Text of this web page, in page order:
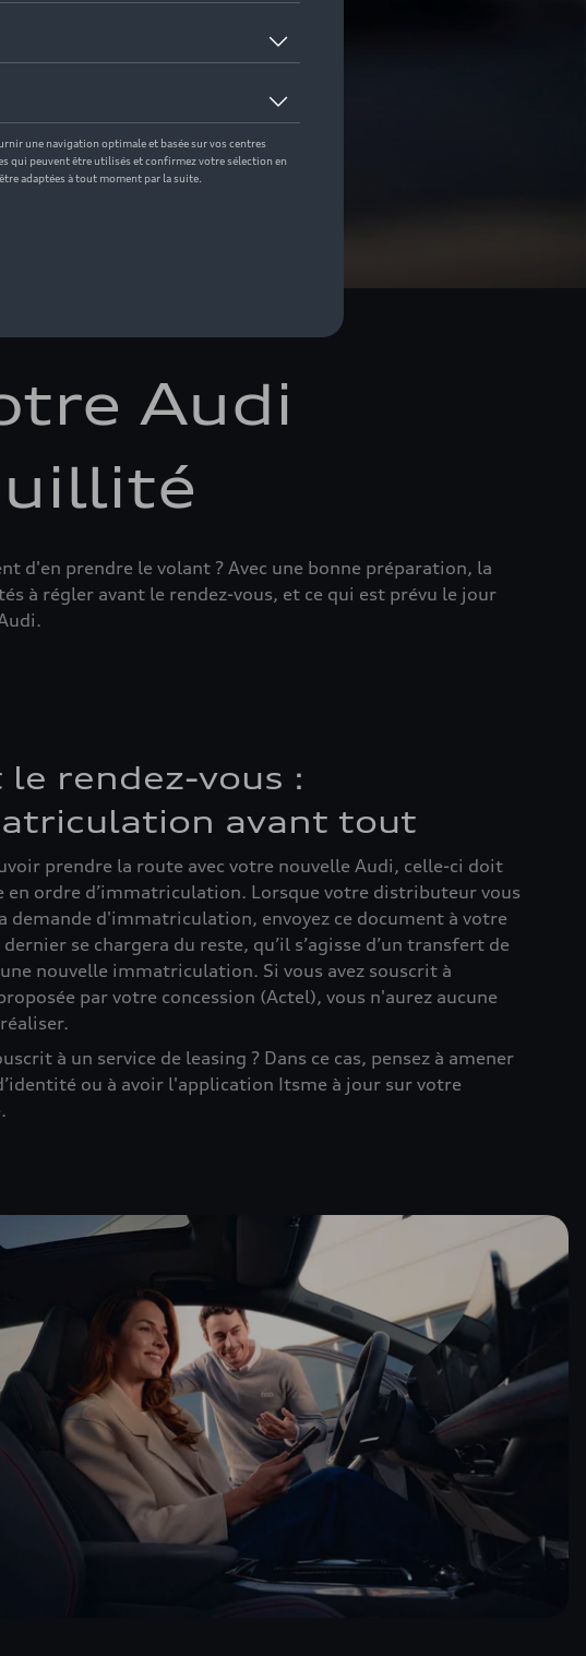
Audi
Audi
d'en prendre le volant ? Avec une bonne préparation, la
à régler avant le rendez-vous, et ce qui est prévu le jour
le rendez-vous :
avant tout
prendre la route avec votre nouvelle Audi, celle-ci doit
en ordre d’immatriculation. Lorsque votre distributeur vous
demande d'immatriculation, envoyez ce document à votre
dernier se chargera du reste, qu’il s’agisse d’un transfert de
nouvelle immatriculation. Si vous avez souscrit à
par votre concession (Actel), vous n'aurez aucune
à un service de leasing ? Dans ce cas, pensez à amener
ou à avoir l'application Itsme à jour sur votre